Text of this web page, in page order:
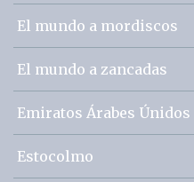
El mundo a mordiscos
El mundo a zancadas
Emiratos Árabes Únidos
Estocolmo